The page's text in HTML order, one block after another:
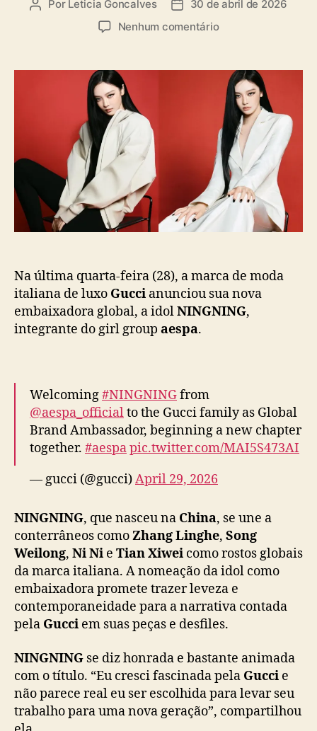
A
r
t
Por Leticia Goncalves
D
d
ç
ã
30 de abril de 2026
Nenhum comentárioe
I
G
N
I
N
G
a
e
)
é
a
d
a
c
o
v
a
e
m
b
i
a
d
o
r
Na última quarta-feira (28), a marca de moda
italiana de luxo Gucci anunciou sua nova
embaixadora global, a idolNINGNING,
integrante do girl group aespa.
Welcoming#NINGNINGfrom
@aespa_officialto the Gucci family as Global
Brand Ambassador, beginning a new chapter
together. #aespapic.twitter.com/MAI5S473AI
— gucci (@gucci)April 29, 2026
NINGNING, que nasceu na China, se une a
conterrâneos comoZhang Linghe, Song
Weilong, Ni Ni e Tian Xiwei como rostos globais
da marca italiana. A nomeação da idol como
embaixadora promete trazer leveza e
contemporaneidade para a narrativa contada
pela Gucci em suas peças e desfiles.
NINGNING se diz honrada e bastante animada
com o título. “Eu cresci fascinada pela Gucci e
não parece real eu ser escolhida para levar seu
trabalho para uma nova geração”, compartilhou